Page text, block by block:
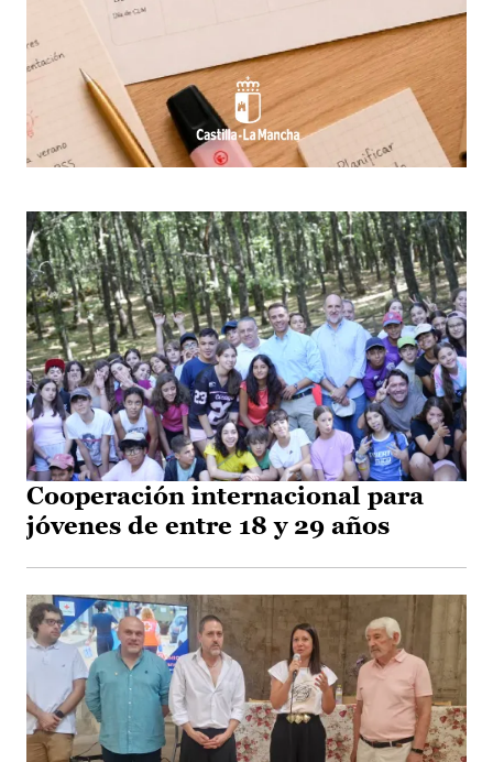
Cooperación internacional para
jóvenes de entre 18 y 29 años